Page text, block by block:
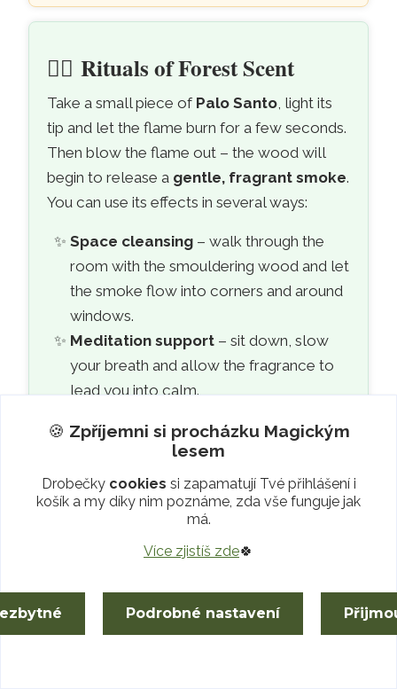
🧘‍♀️Rituals of Forest Scent
Take a small piece of Palo Santo, light its
tip and let the flame burn for a few seconds.
Then blow the flame out – the wood will
begin to release a gentle, fragrant smoke.
You can use its effects in several ways:
Space cleansing– walk through the
room with the smouldering wood and let
the smoke flow into corners and around
windows.
Meditation support– sit down, slow
your breath and allow the fragrance to
lead you into calm.
circle in the air which brings a sense of
Object cleansing– pass the smoke
around talismans, jewellery or stones so
use a non-flammable holder, allow incense to
smoulder only while you are present, and air the
🍪 Zpříjemni si procházku Magickým
lesem
Drobečky cookies si zapamatují Tvé přihlášení i
košík a my díky nim poznáme, zda vše funguje jak
má.
Více zjistíš zde🍀
Podrobné nastavení